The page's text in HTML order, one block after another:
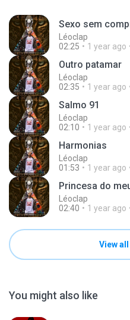
Sexo sem
Léoclap
02:25
1 year ago
Outro patamar
Léoclap
02:35
1 year ago
Salmo 91
Léoclap
02:10
1 year ago
Harmonias
Léoclap
01:53
1 year ago
Princesa do
Léoclap
02:40
1 year ago
View
You might also like